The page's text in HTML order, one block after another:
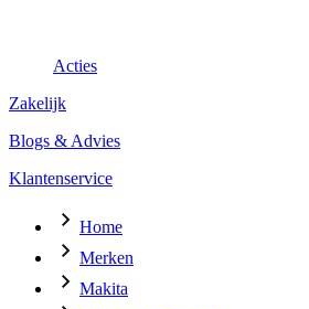
Acties
Zakelijk
Blogs & Advies
Klantenservice
Home
Merken
Makita